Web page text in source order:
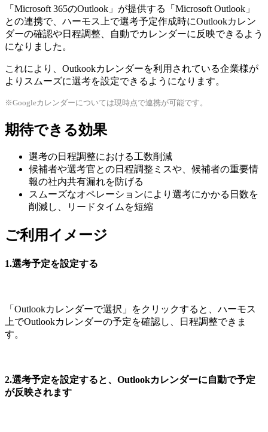
「Microsoft 365のOutlook」が提供する「Microsoft Outlook」
との連携で、ハーモス上で選考予定作成時にOutlookカレン
ダーの確認や日程調整、自動でカレンダーに反映できるよう
になりました。
これにより、Outkookカレンダーを利用されている企業様が
よりスムーズに選考を設定できるようになります。
※Googleカレンダーについては現時点で連携が可能です。
期待できる効果
選考の日程調整における工数削減
候補者や選考官との日程調整ミスや、候補者の重要情
報の社内共有漏れを防げる
スムーズなオペレーションにより選考にかかる日数を
削減し、リードタイムを短縮
ご利用イメージ
1.選考予定を設定する
「Outlookカレンダーで選択」をクリックすると、ハーモス
上でOutlookカレンダーの予定を確認し、日程調整できま
す。
2.選考予定を設定すると、Outlookカレンダーに自動で予定
が反映されます